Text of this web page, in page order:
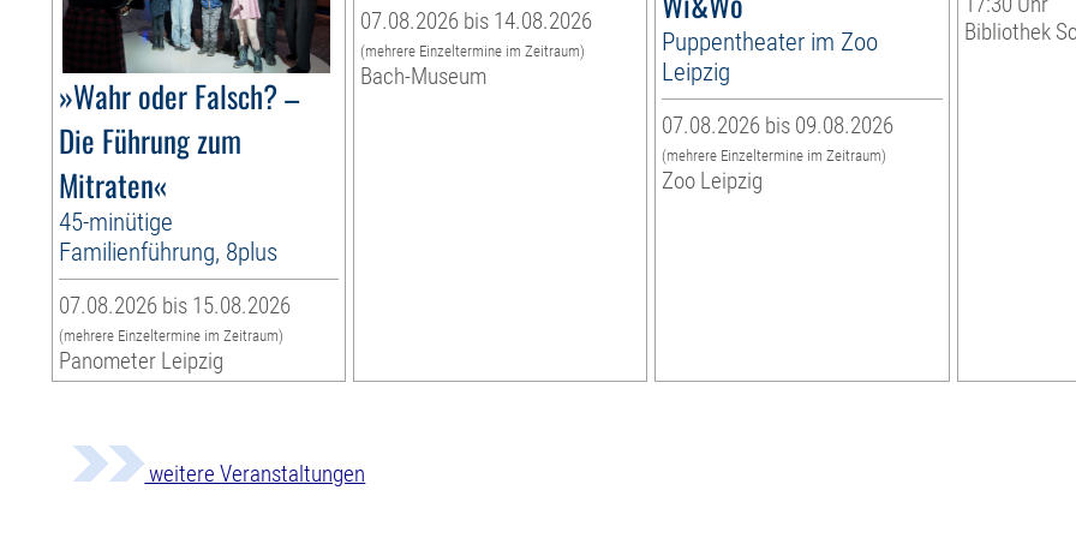
»Wahr oder Falsch? –
Die Führung zum
Mitraten«
45-minütige
Familienführung, 8plus
07.08.2026 bis 15.08.2026
(mehrere Einzeltermine im Zeitraum)
Panometer Leipzig
07.08.2026 bis 14.08.2026
(mehrere Einzeltermine im Zeitraum)
Bach-Museum
Puppentheater im Zoo
Leipzig
07.08.2026 bis 09.08.2026
(mehrere Einzeltermine im Zeitraum)
Zoo Leipzig
Bibliothek
weitere Veranstaltungen